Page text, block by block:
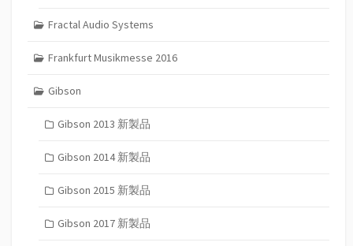
Fractal Audio Systems
Frankfurt Musikmesse 2016
Gibson
Gibson 2013 新製品
Gibson 2014 新製品
Gibson 2015 新製品
Gibson 2017 新製品